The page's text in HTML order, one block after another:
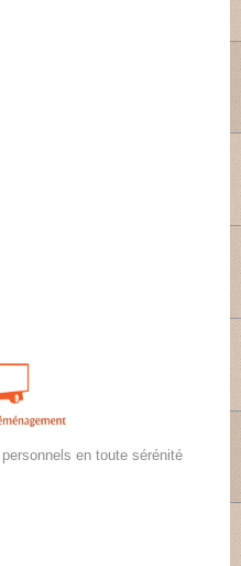
en toute sérénité